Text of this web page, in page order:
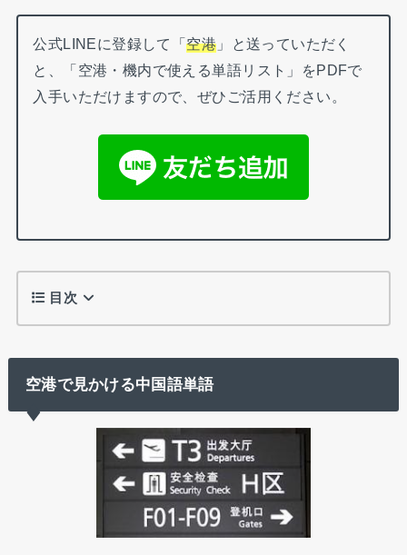
公式LINEに登録して「空港 」と送っていただく
と、「空港・機内で使える単語リスト」をPDFで
入手いただけますので、ぜひご活用ください。
目次
空港で見かける中国語単語